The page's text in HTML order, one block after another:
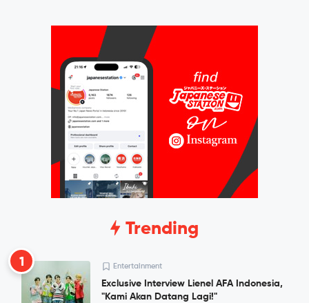
Trending
1 Entertainment
Exclusive Interview Lienel AFA Indonesia,
"Kami Akan Datang Lagi!"